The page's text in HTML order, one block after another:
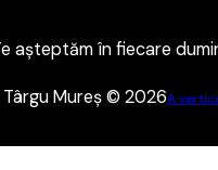
așteptăm în fiecare
Mureș © 2026A